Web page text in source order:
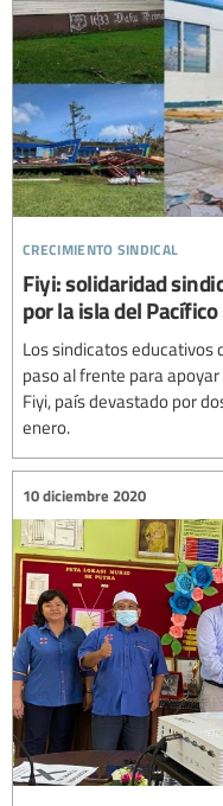
crecimiento sindical
Fiyi: solidaridad
por la isla del Pacífico
Los sindicatos educativos
paso al frente para
Fiyi, país devastado por
enero.
10 diciembre 2020